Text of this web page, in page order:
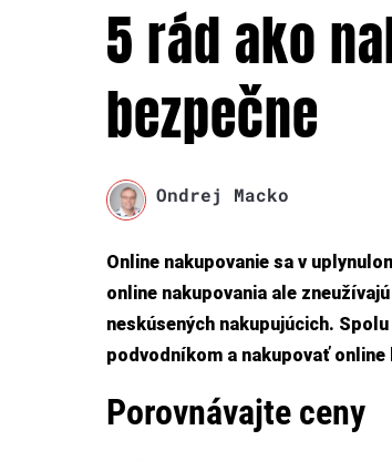
5 rád ako
bezpečne
Ondrej Macko
Online nakupovanie sa v
online nakupovania ale
neskúsených nakupujúcich.
podvodníkom a nakupovať online
Porovnávajte ceny